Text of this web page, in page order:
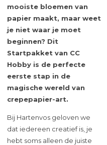
mooiste bloemen van
papier maakt, maar weet
je niet waar je moet
beginnen? Dit
Startpakket van CC
Hobby is de perfecte
eerste stap in de
magische wereld van
crepepapier-art.
Bij Hartenvos geloven we
dat iedereen creatief is, je
hebt soms alleen de juiste